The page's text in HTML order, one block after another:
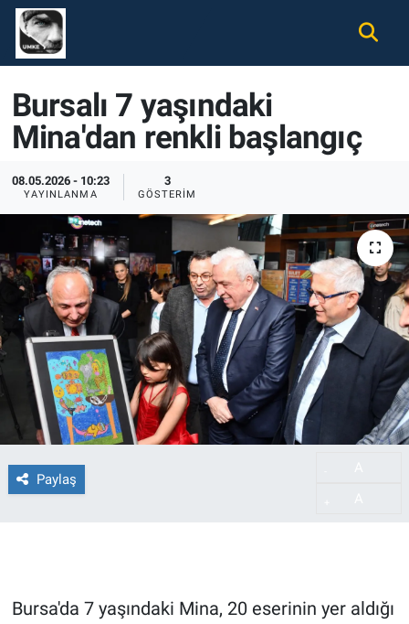
Bursalı 7 yaşındaki
Mina'dan renkli başlangıç
08.05.2026 - 10:23
YAYINLANMA
3
GÖSTERIM
Paylaş
Bursa'da 7 yaşındaki Mina, 20 eserinin yer aldığı
Gündem
Ekonomi
Magazin
Tüm Haberler
İletişim
Künye
Nöbetçi Eczaneler
Hava Durumu
Trafik Durumu
Süper Lig Puan Durumu ve Fikstür
Tüm Manşetler
Son Dakika Haberleri
Haber Arşivi